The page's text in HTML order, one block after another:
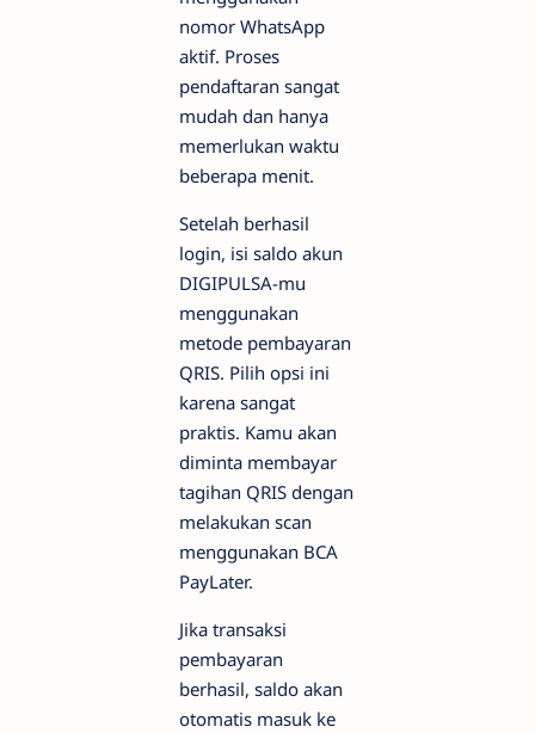
nomor WhatsApp
aktif. Proses
pendaftaran sangat
mudah dan hanya
memerlukan waktu
beberapa menit.
Setelah berhasil
login, isi saldo akun
DIGIPULSA-mu
menggunakan
metode pembayaran
QRIS. Pilih opsi ini
karena sangat
praktis. Kamu akan
diminta membayar
tagihan QRIS dengan
melakukan scan
menggunakan BCA
PayLater.
Jika transaksi
pembayaran
berhasil, saldo akan
otomatis masuk ke